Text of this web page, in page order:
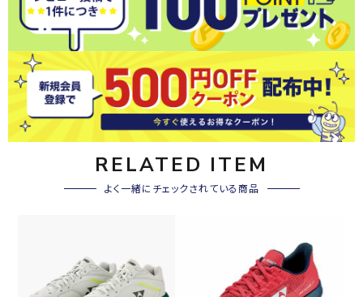
RELATED ITEM
よく一緒にチェックされている商品